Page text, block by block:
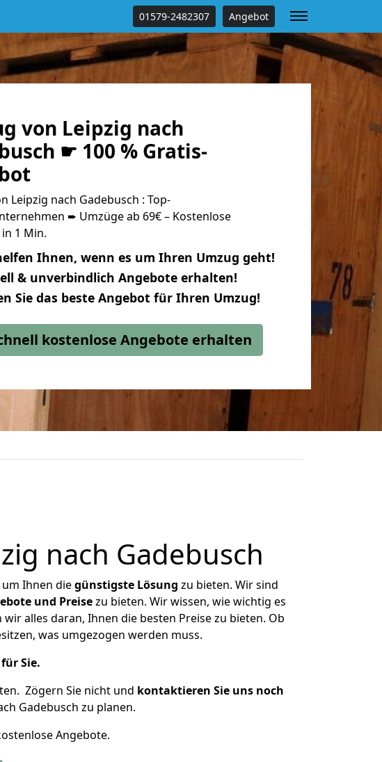
01579-2482307 Angebot
von Leipzig nach
☛ 100 % Gratis-
Leipzig nach Gadebusch : Top-
➨ Umzüge ab 69€ – Kostenlose
1 Min.
Ihnen, wenn es um Ihren Umzug geht!
& unverbindlich Angebote erhalten!
Sie das beste Angebot für Ihren Umzug!
kostenlose Angebote erhalten
nach Gadebusch
Ihnen diegünstigste Lösung zu bieten. Wir sind
und Preisezu bieten. Wir wissen, wie wichtig es
alles daran, Ihnen die besten Preise zu bieten. Ob
was umgezogen werden muss.
Sie.
Zögern Sie nicht und kontaktieren Sie uns noch
Gadebusch zu planen.
Angebote.